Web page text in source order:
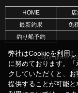
HOME
最新釣果
免
釣り船予約
Copyright ©
弊社はCookieを利用
に努めております。
クしていただくと、
提供することが可能